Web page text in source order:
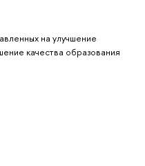
на улучшение
качества образования